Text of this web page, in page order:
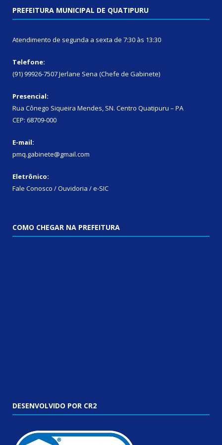
PREFEITURA MUNICIPAL DE QUATIPURU
Atendimento de segunda a sexta de 7:30 às 13:30
Telefone:
(91) 99926-7507 Jerlane Sena (Chefe de Gabinete)
Presencial:
Rua Cônego Siqueira Mendes, SN. Centro Quatipuru – PA
CEP: 68709-000
E-mail:
pmq.gabinete@gmail.com
Eletrônico:
Fale Conosco / Ouvidoria / e-SIC
COMO CHEGAR NA PREFEITURA
DESENVOLVIDO POR CR2